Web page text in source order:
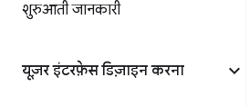
शुरुआती जानकारी
यूज़र इंटरफ़ेस डिज़ाइन करना